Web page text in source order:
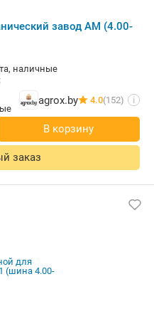
завод АМ (4.00-
наличные
agrox.by 4.0(152) i
В корзину
заказ